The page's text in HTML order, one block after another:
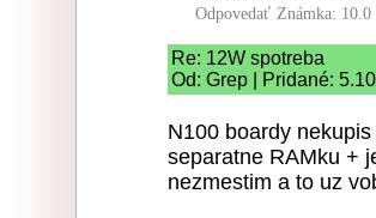
Odpovedať Známka: 10.0
Re: 12W spotreba
Od: Grep | Pridané:
N100 boardy
separatne RAMku +
nezmestim a to uz